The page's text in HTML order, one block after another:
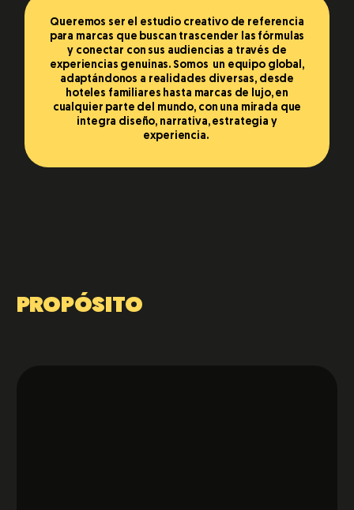
Queremos ser el estudio creativo de referencia
para marcas que buscan trascender las fórmulas
y conectar con sus audiencias a través de
experiencias genuinas. Somos un equipo global,
adaptándonos a realidades diversas, desde
hoteles familiares hasta marcas de lujo, en
cualquier parte del mundo, con una mirada que
integra diseño, narrativa, estrategia y
experiencia.
PROPÓSITO